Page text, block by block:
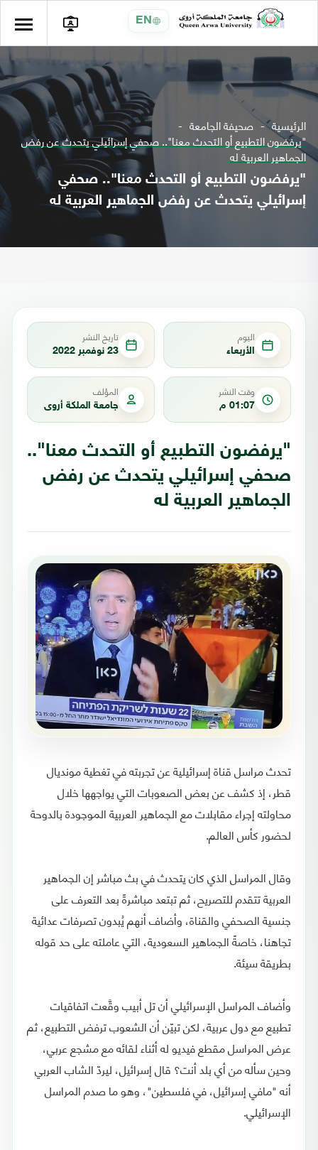
EN
الرئيسية صحيفة الجامعة
"يرفضون التطبيع أو التحدث معنا".. صحفي إسرائيلي يتحدث عن رفض
الجماهير العربية له
"يرفضون التطبيع أو التحدث معنا".. صحفي
إسرائيلي يتحدث عن رفض الجماهير العربية له
اليوم
الأربعاء
تاريخ النشر
23 نوفمبر 2022
وقت النشر
01:07 م
المؤلف
جامعة الملكة أروى
"يرفضون التطبيع أو التحدث معنا"..
صحفي إسرائيلي يتحدث عن رفض
الجماهير العربية له
تحدث مراسل قناة إسرائيلية عن تجربته في تغطية مونديال
قطر، إذ كشف عن بعض الصعوبات التي يواجهها خلال
محاولته إجراء مقابلات مع الجماهير العربية الموجودة بالدوحة
لحضور كأس العالم.
وقال المراسل الذي كان يتحدث في بث مباشر إن الجماهير
العربية تتقدم للتصريح، ثم تبتعد مباشرةً بعد التعرف على
جنسية الصحفي والقناة، وأضاف أنهم يُبدون تصرفات عدائية
تجاهنا، خاصةً الجماهير السعودية، التي عاملته على حد قوله
بطريقة سيئة.
وأضاف المراسل الإسرائيلي أن تل أبيب وقَّعت اتفاقيات
تطبيع مع دول عربية، لكن تبيّن أن الشعوب ترفض التطبيع، ثم
عرض المراسل مقطع فيديو له أثناء لقائه مع مشجع عربي،
وحين سأله من أي بلد أنت؟ قال إسرائيل، ليردّ الشاب العربي
أنه "مافي إسرائيل، في فلسطين"، وهو ما صدم المراسل
الإسرائيلي.